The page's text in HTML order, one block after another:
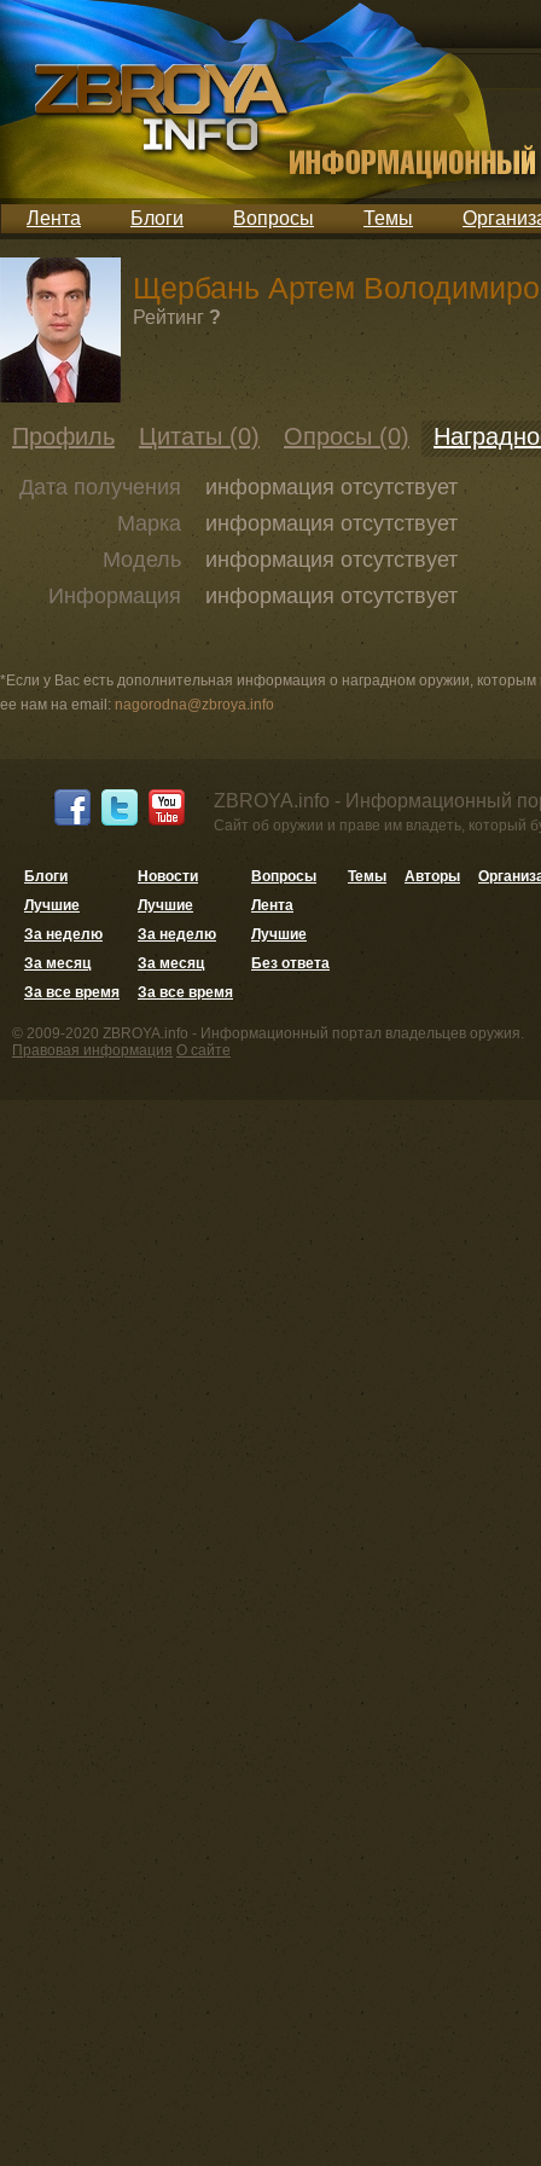
Лента Блоги Вопросы Темы
Щербань Артем
Рейтинг ?
Профиль Цитаты (0) Опросы (0)
Дата получения
информация отсутствует
Марка
информация отсутствует
Модель
информация отсутствует
Информация
информация отсутствует
*Если у Вас есть дополнительная информация о наградном оружии,
ее нам на email: nagorodna@zbroya.info
ZBROYA.info - Информационный
Сайт об оружии и праве им владеть, который
Блоги
Лучшие
За неделю
За месяц
За все время
Новости
Лучшие
За неделю
За месяц
За все время
Вопросы
Лента
Лучшие
Без ответа
Темы Авторы
© 2009-2020 ZBROYA.info - Информационный портал владельцев оружия.
Правовая информация О сайте